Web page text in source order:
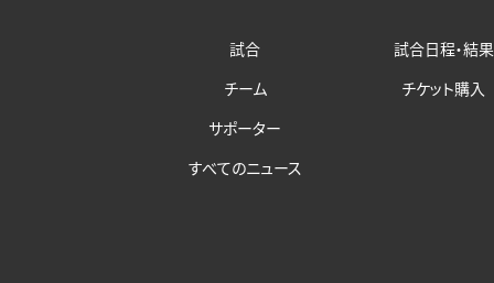
試合
チーム
サポーター
すべてのニュース
試合日程・結果
チケット購入